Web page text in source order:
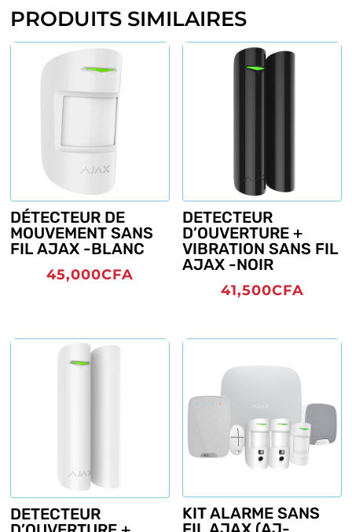
PRODUITS SIMILAIRES
DÉTECTEUR DE
MOUVEMENT SANS
FIL AJAX -BLANC
45,000CFA
DETECTEUR
D’OUVERTURE +
VIBRATION SANS FIL
AJAX -NOIR
41,500CFA
DETECTEUR
KIT ALARME SANS